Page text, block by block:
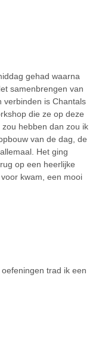
gehad waarna
samenbrengen van
verbinden is Chantals
die ze op deze
hebben dan zou ik
van de dag, de
Het ging
op een heerlijke
kwam, een mooi
trad ik een